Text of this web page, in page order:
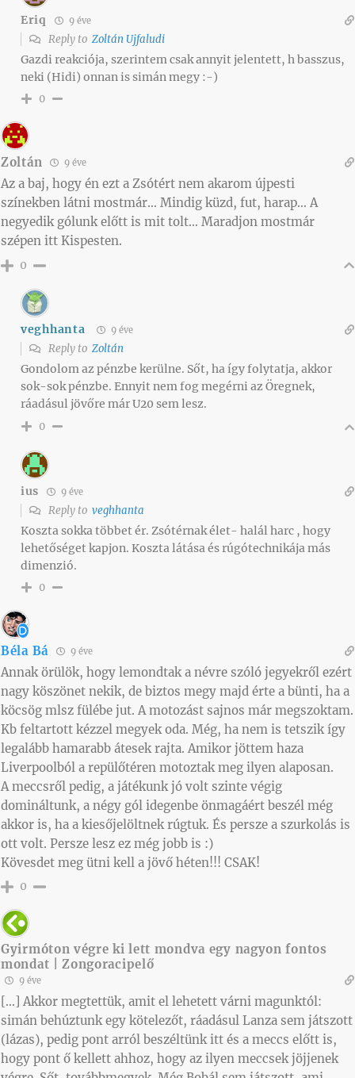
Eriq 9 éve
Reply to Zoltán Ujfaludi
Gazdi reakciója, szerintem csak annyit jelentett, h basszus,
neki (Hidi) onnan is simán megy :-)
0
Zoltán 9 éve
Az a baj, hogy én ezt a Zsótért nem akarom újpesti
színekben látni mostmár… Mindig küzd, fut, harap… A
negyedik gólunk előtt is mit tolt… Maradjon mostmár
szépen itt Kispesten.
0
veghhanta 9 éve
Reply to Zoltán
Gondolom az pénzbe kerülne. Sőt, ha így folytatja, akkor
sok-sok pénzbe. Ennyit nem fog megérni az Öregnek,
ráadásul jövőre már U20 sem lesz.
0
ius 9 éve
Reply to veghhanta
Koszta sokka többet ér. Zsótérnak élet- halál harc , hogy
lehetőséget kapjon. Koszta látása és rúgótechnikája más
dimenzió.
0
Béla Bá 9 éve
Annak örülök, hogy lemondtak a névre szóló jegyekről ezért
nagy köszönet nekik, de biztos megy majd érte a bünti, ha a
köcsög mlsz fülébe jut. A motozást sajnos már megszoktam.
Kb feltartott kézzel megyek oda. Még, ha nem is tetszik így
legalább hamarabb átesek rajta. Amikor jöttem haza
Liverpoolból a repülőtéren motoztak meg ilyen alaposan.
A meccsről pedig, a játékunk jó volt szinte végig
domináltunk, a négy gól idegenbe önmagáért beszél még
akkor is, ha a kiesőjelöltnek rúgtuk. És persze a szurkolás is
ott volt. Persze lesz ez még jobb is :)
Kövesdet meg ütni kell a jövő héten!!! CSAK!
0
Gyirmóton végre ki lett mondva egy nagyon fontos
mondat | Zongoracipelő
9 éve
[…] Akkor megtettük, amit el lehetett várni magunktól:
simán behúztunk egy kötelezőt, ráadásul Lanza sem játszott
(lázas), pedig pont arról beszéltünk itt és a meccs előtt is,
hogy pont ő kellett ahhoz, hogy az ilyen meccsek jöjjenek